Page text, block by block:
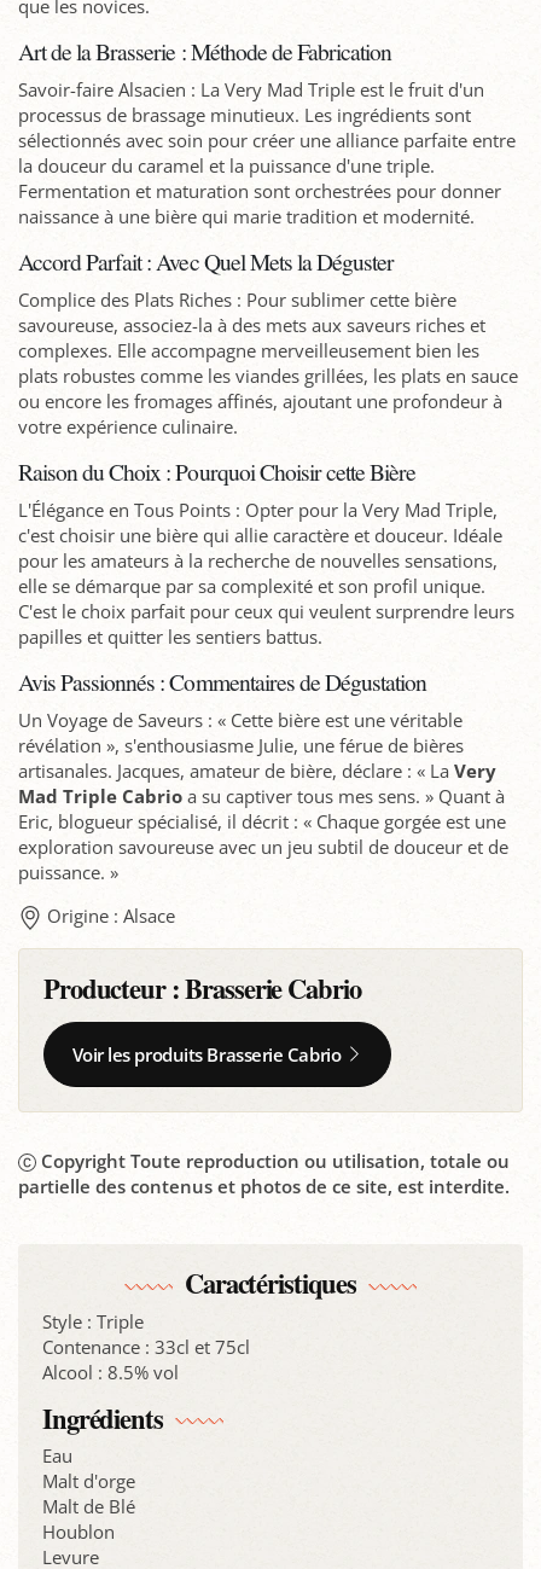
que les novices.
Art de la Brasserie : Méthode de Fabrication
Savoir-faire Alsacien : La Very Mad Triple est le fruit d'un
processus de brassage minutieux. Les ingrédients sont
sélectionnés avec soin pour créer une alliance parfaite entre
la douceur du caramel et la puissance d'une triple.
Fermentation et maturation sont orchestrées pour donner
naissance à une bière qui marie tradition et modernité.
Accord Parfait : Avec Quel Mets la Déguster
Complice des Plats Riches : Pour sublimer cette bière
savoureuse, associez-la à des mets aux saveurs riches et
complexes. Elle accompagne merveilleusement bien les
plats robustes comme les viandes grillées, les plats en sauce
ou encore les fromages affinés, ajoutant une profondeur à
votre expérience culinaire.
Raison du Choix : Pourquoi Choisir cette Bière
L'Élégance en Tous Points : Opter pour la Very Mad Triple,
c'est choisir une bière qui allie caractère et douceur. Idéale
pour les amateurs à la recherche de nouvelles sensations,
elle se démarque par sa complexité et son profil unique.
C'est le choix parfait pour ceux qui veulent surprendre leurs
papilles et quitter les sentiers battus.
Avis Passionnés : Commentaires de Dégustation
Un Voyage de Saveurs : « Cette bière est une véritable
révélation », s'enthousiasme Julie, une férue de bières
artisanales. Jacques, amateur de bière, déclare : « La Very
Mad Triple Cabrio a su captiver tous mes sens. » Quant à
Eric, blogueur spécialisé, il décrit : « Chaque gorgée est une
exploration savoureuse avec un jeu subtil de douceur et de
puissance. »
Origine : Alsace
Producteur :Brasserie Cabrio
Voir les produits Brasserie Cabrio
Copyright Toute reproduction ou utilisation, totale ou
partielle des contenus et photos de ce site, est interdite.
Caractéristiques
Style : Triple
Contenance : 33cl et 75cl
Alcool : 8.5% vol
Ingrédients
Eau
Malt d'orge
Malt de Blé
Houblon
Levure